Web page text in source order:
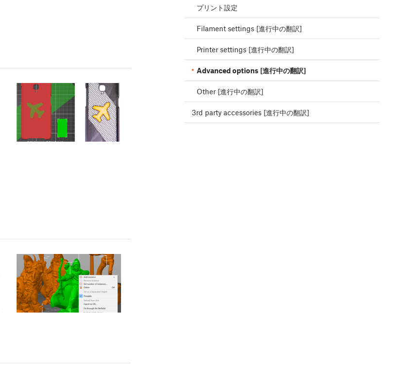
プリント設定
Filament settings [進行中の翻訳]
Printer settings [進行中の翻訳]
Advanced options [進行中の翻訳]
Other [進行中の翻訳]
3rd party accessories [進行中の翻訳]